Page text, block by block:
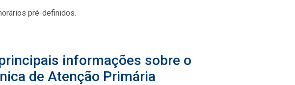
pré-definidos.
informações sobre o
de Atenção Primária